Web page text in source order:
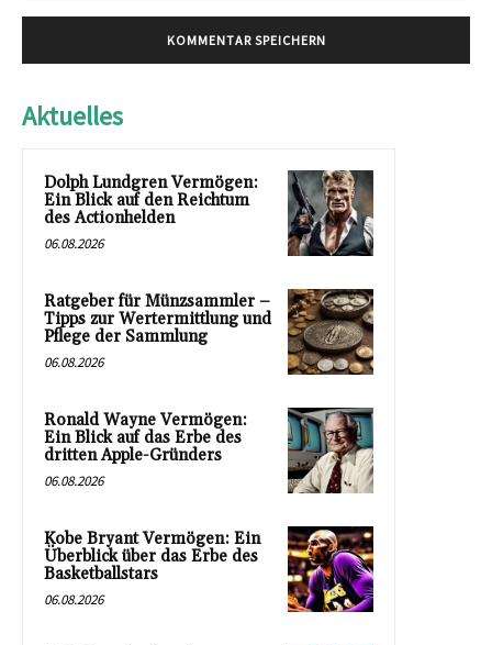
Aktuelles
Dolph Lundgren Vermögen:
Ein Blick auf den Reichtum
des Actionhelden
06.08.2026
Ratgeber für Münzsammler –
Tipps zur Wertermittlung und
Pflege der Sammlung
06.08.2026
Ronald Wayne Vermögen:
Ein Blick auf das Erbe des
dritten Apple-Gründers
06.08.2026
Kobe Bryant Vermögen: Ein
Überblick über das Erbe des
Basketballstars
06.08.2026